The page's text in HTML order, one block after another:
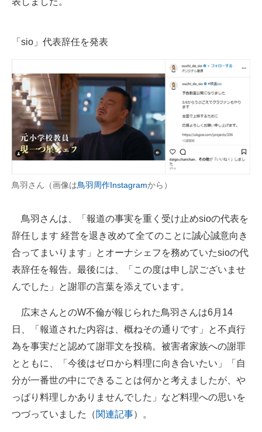
スマホと通信の最新トレンド
ビジネスと働き方のヒント
AI活用のいまが分かる
企業ITのトレンドを詳説
経営リーダーのコミュニティ
マーケ×ITの今がよく分かる
企業向けIT製品の総合サイト
IT製品の技術・比較・事例
製造業のIT導入・活用を支援
モノづくり技術者専門サイト
エレクトロニクス専門サイト
エネルギーの専門メディア
「sio」代表辞任を発表
鳥羽さん（画像は鳥羽周作Instagramから）
鳥羽さんは、「報道の事実を重く受け止めsioの代表を
辞任します 経営を退き改めて全てのことに誠心誠意向き
合ってまいります」とオーナシェフを務めていたsioの代
表辞任を報告。最後には、「この度は申し訳ございませ
んでした」と謝罪の言葉を添えています。
広末さんとのW不倫が報じられた鳥羽さんは6月14
日、「報道された内容は、概ねその通りです」と不貞行
為を事実だと認めて謝罪文を投稿。被害者家族への謝罪
とともに、「今後はゼロから料理に向き合いたい」「自
分が一番世の中にできることは何かと考えましたが、や
っぱり料理しかありませんでした」など料理への思いを
つづっていました（関連記事）。